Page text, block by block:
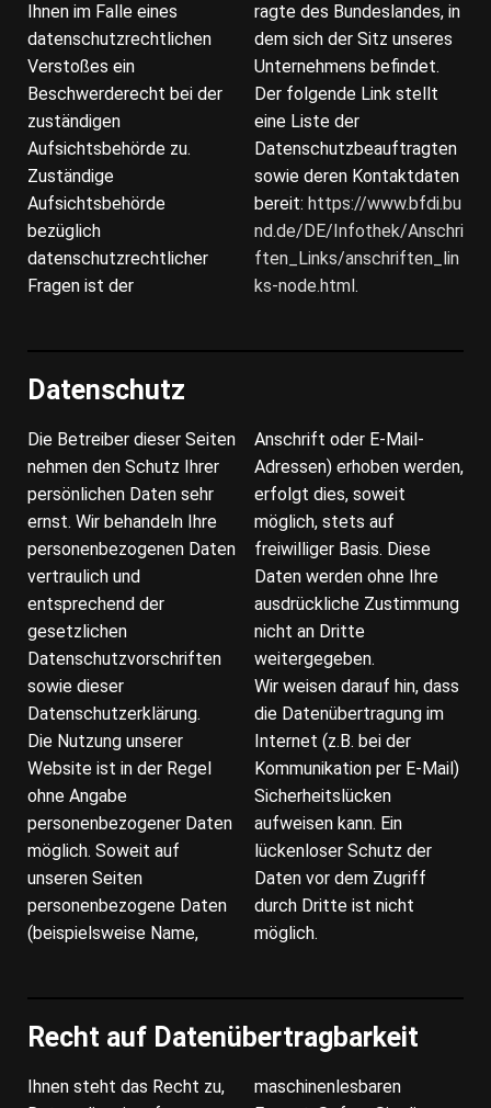
Ihnen im Falle eines
datenschutzrechtlichen
Verstoßes ein
Beschwerderecht bei der
zuständigen
Aufsichtsbehörde zu.
Zuständige
Aufsichtsbehörde
bezüglich
datenschutzrechtlicher
Fragen ist der
ragte des Bundeslandes, in
dem sich der Sitz unseres
Unternehmens befindet.
Der folgende Link stellt
eine Liste der
Datenschutzbeauftragten
sowie deren Kontaktdaten
bereit: https://www.bfdi.bu
nd.de/DE/Infothek/Anschri
ften_Links/anschriften_lin
ks-node.html.
Datenschutz
Die Betreiber dieser Seiten
nehmen den Schutz Ihrer
persönlichen Daten sehr
ernst. Wir behandeln Ihre
personenbezogenen Daten
vertraulich und
entsprechend der
gesetzlichen
Datenschutzvorschriften
sowie dieser
Datenschutzerklärung.
Die Nutzung unserer
Website ist in der Regel
ohne Angabe
personenbezogener Daten
möglich. Soweit auf
unseren Seiten
personenbezogene Daten
(beispielsweise Name,
Anschrift oder E-Mail-
Adressen) erhoben werden,
erfolgt dies, soweit
möglich, stets auf
freiwilliger Basis. Diese
Daten werden ohne Ihre
ausdrückliche Zustimmung
nicht an Dritte
weitergegeben.
Wir weisen darauf hin, dass
die Datenübertragung im
Internet (z.B. bei der
Kommunikation per E-Mail)
Sicherheitslücken
aufweisen kann. Ein
lückenloser Schutz der
Daten vor dem Zugriff
durch Dritte ist nicht
möglich.
Recht auf Datenübertragbarkeit
Ihnen steht das Recht zu,
maschinenlesbaren